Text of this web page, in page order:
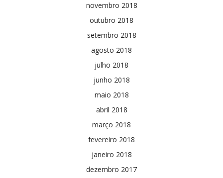
novembro 2018
outubro 2018
setembro 2018
agosto 2018
julho 2018
junho 2018
maio 2018
abril 2018
março 2018
fevereiro 2018
janeiro 2018
dezembro 2017